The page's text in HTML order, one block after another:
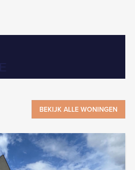
BEKIJK ALLE WONINGEN